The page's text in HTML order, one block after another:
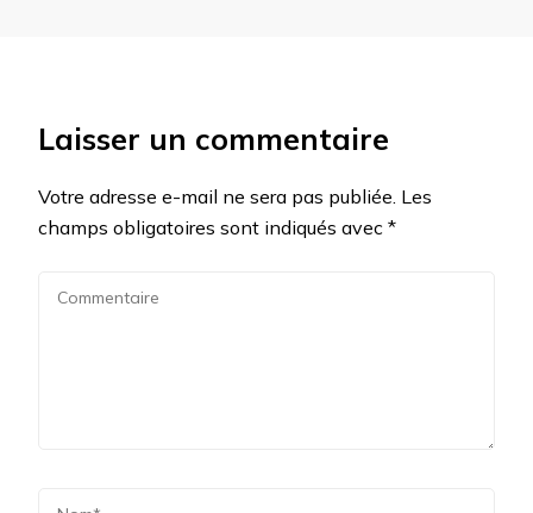
Laisser un commentaire
Votre adresse e-mail ne sera pas publiée. Les
champs obligatoires sont indiqués avec *